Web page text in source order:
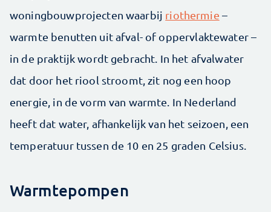
woningbouwprojecten waarbij riothermie –
warmte benutten uit afval- of oppervlaktewater –
in de praktijk wordt gebracht. In het afvalwater
dat door het riool stroomt, zit nog een hoop
energie, in de vorm van warmte. In Nederland
heeft dat water, afhankelijk van het seizoen, een
temperatuur tussen de 10 en 25 graden Celsius.
Warmtepompen